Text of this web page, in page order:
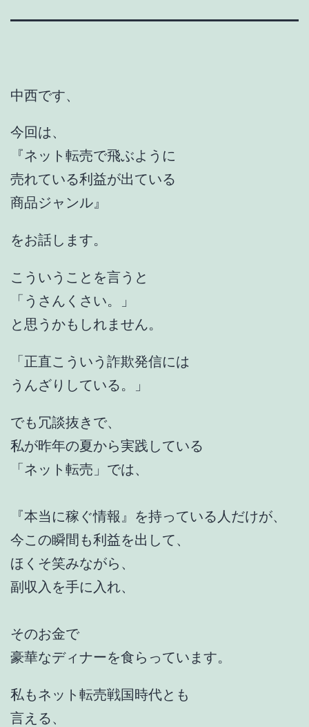
中西です、
今回は、
『ネット転売で飛ぶように
売れている利益が出ている
商品ジャンル』
をお話します。
こういうことを言うと
「うさんくさい。」
と思うかもしれません。
「正直こういう詐欺発信には
うんざりしている。」
でも冗談抜きで、
私が昨年の夏から実践している
「ネット転売」では、
『本当に稼ぐ情報』を持っている人だけが、
今この瞬間も利益を出して、
ほくそ笑みながら、
副収入を手に入れ、
そのお金で
豪華なディナーを食らっています。
私もネット転売戦国時代とも
言える、